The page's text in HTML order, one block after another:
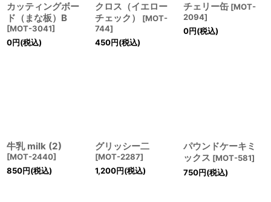
カッティングボー
ド（まな板）B
[MOT-3041]
0円(税込)
クロス（イエロー
チェック）
[MOT-
744]
450円(税込)
チェリー缶 [MOT-
2094]
0円(税込)
牛乳 milk (2)
[MOT-2440]
850円(税込)
グリッシー二
[MOT-2287]
1,200円(税込)
パウンドケーキミ
ックス [MOT-581]
750円(税込)